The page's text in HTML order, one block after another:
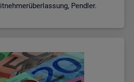
Pendler.